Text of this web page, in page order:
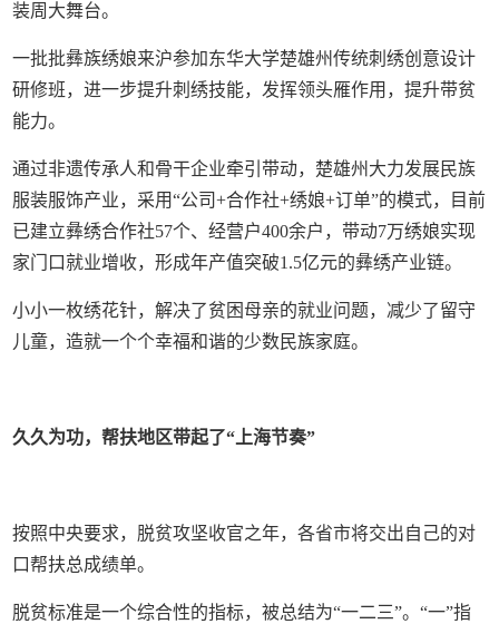
装周大舞台。
一批批彝族绣娘来沪参加东华大学楚雄州传统刺绣创意设计
研修班，进一步提升刺绣技能，发挥领头雁作用，提升带贫
能力。
通过非遗传承人和骨干企业牵引带动，楚雄州大力发展民族
服装服饰产业，采用“公司+合作社+绣娘+订单”的模式，目前
已建立彝绣合作社57个、经营户400余户，带动7万绣娘实现
家门口就业增收，形成年产值突破1.5亿元的彝绣产业链。
小小一枚绣花针，解决了贫困母亲的就业问题，减少了留守
儿童，造就一个个幸福和谐的少数民族家庭。
久久为功，帮扶地区带起了“上海节奏”
按照中央要求，脱贫攻坚收官之年，各省市将交出自己的对
口帮扶总成绩单。
脱贫标准是一个综合性的指标，被总结为“一二三”。“一”指